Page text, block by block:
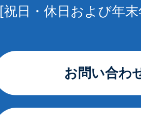
[祝日・休日および年
お問い合わ